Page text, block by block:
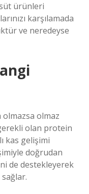
ürünleri
karşılamada
ve neredeyse
olmaz
olan protein
kas gelişimi
doğrudan
de destekleyerek